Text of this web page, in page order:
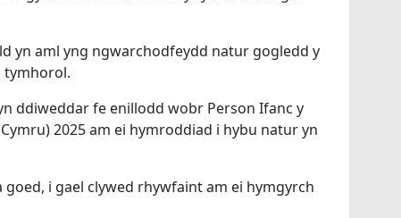
yn aml yng ngwarchodfeydd natur gogledd y
tymhorol.
ddiweddar fe enillodd wobr Person Ifanc y
2025 am ei hymroddiad i hybu natur yn
i gael clywed rhywfaint am ei hymgyrch